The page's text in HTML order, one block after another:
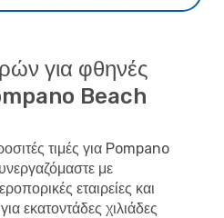
για φθηνές
Beach
τιμές για Pompano
με
εταιρείες και
εκατοντάδες χιλιάδες